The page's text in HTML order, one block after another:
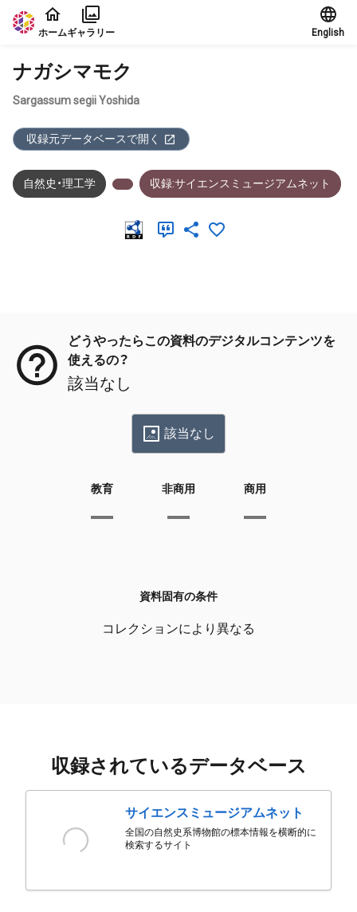
本文に飛ぶ
ホームギャラリー English
ナガシマモク
Sargassum segii Yoshida
収録元データベースで開く
自然史・理工学 収録:サイエンスミュージアムネット
どうやったらこの資料のデジタルコンテンツを
使えるの？
該当なし
該当なし
教育 非商用 商用
資料固有の条件
コレクションにより異なる
収録されているデータベース
サイエンスミュージアムネット
全国の自然史系博物館の標本情報を横断的に
検索するサイト